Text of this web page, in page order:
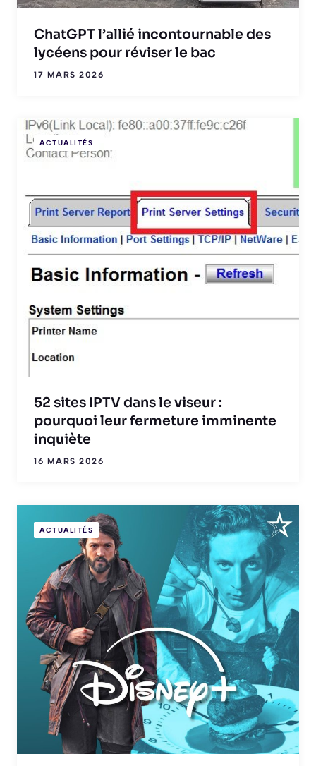
ChatGPT l’allié incontournable des
lycéens pour réviser le bac
17 MARS 2026
ACTUALITÉS
52 sites IPTV dans le viseur :
pourquoi leur fermeture imminente
inquiète
16 MARS 2026
ACTUALITÉS